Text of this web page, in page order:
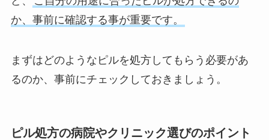
か、事前に確認する事が重要です。
まずはどのようなピルを処方してもらう必要があ
るのか、事前にチェックしておきましょう。
ピル処方の病院やクリニック選びのポイント